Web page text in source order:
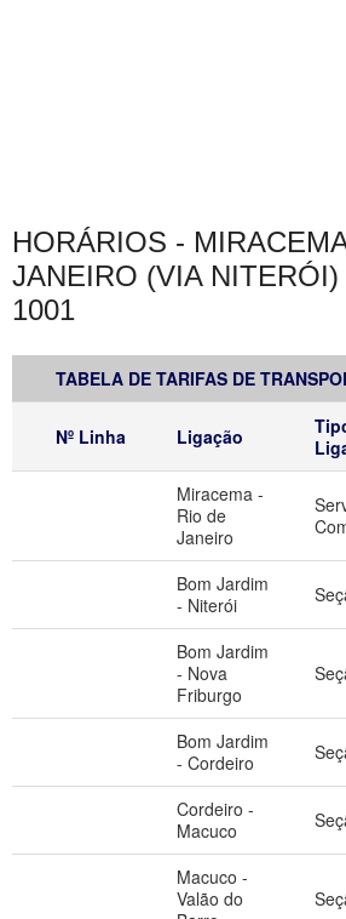
HORÁRIOS -
JANEIRO (VIA
1001
TABELA DE TARIFAS DE
Nº Linha Ligação
Miracema -
Rio de
Janeiro
Bom Jardim
- Niterói
Bom Jardim
- Nova
Friburgo
Bom Jardim
- Cordeiro
Cordeiro -
Macuco
Macuco -
Valão do